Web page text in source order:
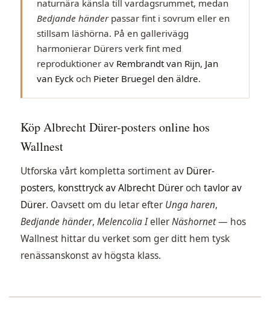
naturnära känsla till vardagsrummet, medan
Bedjande händerpassar fint i sovrum eller en
stillsam läshörna. På en gallerivägg
harmonierar Dürers verk fint med
reproduktioner av Rembrandt van Rijn, Jan
van Eyck och Pieter Bruegel den äldre.
Köp Albrecht Dürer-posters online hos
Wallnest
Utforska vårt kompletta sortiment av Dürer-
posters, konsttryck av Albrecht Dürerochtavlor av
Dürer. Oavsett om du letar efter Unga haren,
Bedjande händer,Melencolia IellerNäshornet— hos
Wallnest hittar du verket som ger ditt hem tysk
renässanskonst av högsta klass.